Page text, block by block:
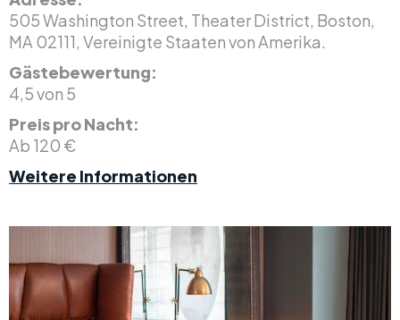
505 Washington Street, Theater District, Boston,
MA 02111, Vereinigte Staaten von Amerika.
Gästebewertung:
4,5 von 5
Preis pro Nacht:
Ab 120 €
Weitere Informationen